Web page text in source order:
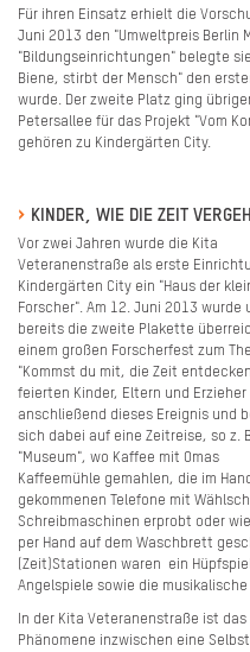
Für ihren Einsatz erhielt die
Juni 2013 den "Umweltpreis Berlin
"Bildungseinrichtungen" belegte
Biene, stirbt der Mensch" den
wurde. Der zweite Platz ging
Petersallee für das Projekt "Vom
gehören zu Kindergärten City.
KINDER, WIE DIE ZEIT
Vor zwei Jahren wurde die Kita
Veteranenstraße als erste
Kindergärten City ein "Haus der
Forscher". Am 12. Juni 2013 wurde
bereits die zweite Plakette
einem großen Forscherfest zum
"Kommst du mit, die Zeit
feierten Kinder, Eltern und Erzieher
anschließend dieses Ereignis und
sich dabei auf eine Zeitreise, so z.
"Museum", wo Kaffee mit Omas
Kaffeemühle gemahlen, die im
gekommenen Telefone mit
Schreibmaschinen erprobt oder
per Hand auf dem Waschbrett
(Zeit)Stationen waren ein
Angelspiele sowie die
In der Kita Veteranenstraße ist
Phänomene inzwischen eine